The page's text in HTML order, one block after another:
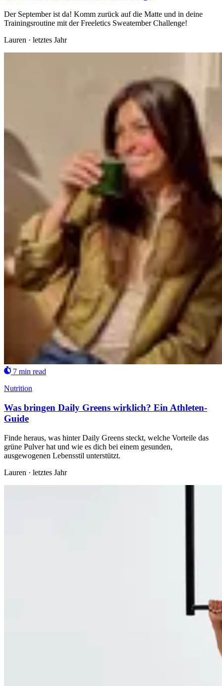
Der September ist da! Komm zurück auf die Matte und in deine
Trainingsroutine mit der Freeletics Sweatember Challenge!
Lauren · letztes Jahr
7 min read
Nutrition
Was bringen Daily Greens wirklich? Ein Athleten-
Guide
Finde heraus, was hinter Daily Greens steckt, welche Vorteile das
grüne Pulver hat und wie es dich bei einem gesunden,
ausgewogenen Lebensstil unterstützt.
Lauren · letztes Jahr